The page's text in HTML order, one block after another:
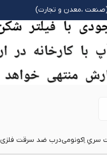
(صنعت ،معدن و تجارت)
اِکونومیدرب ضد سرقت فلزی